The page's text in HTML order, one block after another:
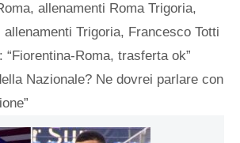
,allenamenti Roma Trigoria,
allenamenti Trigoria, Francesco Totti
“Fiorentina-Roma, trasferta ok”
Nazionale? Ne dovrei parlare con